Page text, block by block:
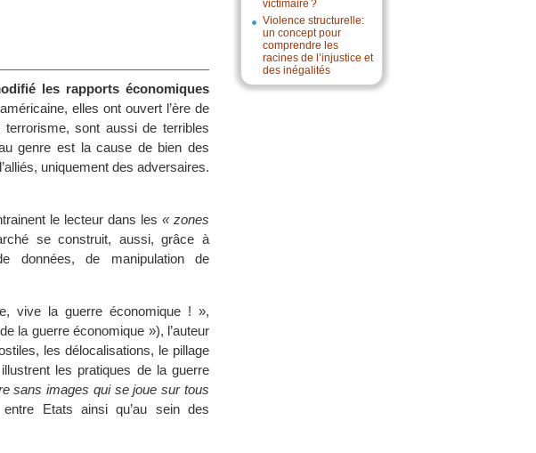
victimaire ?
Violence structurelle:
un concept pour
comprendre les
racines de l’injustice et
des inégalités
les rapports économiques
elles ont ouvert l’ère de
terrorisme, sont aussi de terribles
genre est la cause de bien des
uniquement des adversaires.
le lecteur dans les « zones
se construit, aussi, grâce à
données, de manipulation de
vive la guerre économique ! »,
la guerre économique »), l’auteur
les délocalisations, le pillage
les pratiques de la guerre
sans images qui se joue sur tous
Etats ainsi qu’au sein des